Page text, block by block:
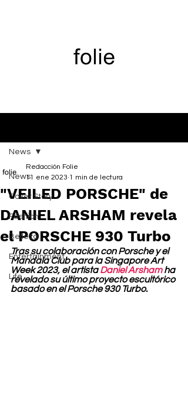
News
Cover Story
Fashion
Belleza
Entertainment
Life
News
"VEILED PORSCHE" de
DANIEL ARSHAM revela
el PORSCHE 930 Turbo
Redacción Folie
11 ene 2023 1 min de lectura
Tras su colaboración con Porsche y el
Mandala Club para la Singapore Art
Week 2023, el artista Daniel Arsham ha
revelado su último proyecto escultórico
basado en el Porsche 930 Turbo.